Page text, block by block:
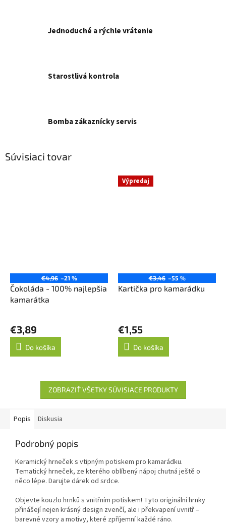
Jednoduché a rýchle vrátenie
Starostlivá kontrola
Bomba zákaznícky servis
Súvisiaci tovar
€4,96 –21 %
Čokoláda - 100% najlepšia
kamarátka
€3,89
Do košíka
Výpredaj
€3,46 –55 %
Kartička pro kamarádku
€1,55
Do košíka
ZOBRAZIŤ VŠETKY SÚVISIACE PRODUKTY
Popis Diskusia
Podrobný popis
Keramický hrneček s vtipným potiskem pro kamarádku.
Tematický hrneček, ze kterého oblíbený nápoj chutná ještě o
něco lépe. Darujte dárek od srdce.
Objevte kouzlo hrnků s vnitřním potiskem! Tyto originální hrnky
přinášejí nejen krásný design zvenčí, ale i překvapení uvnitř –
barevné vzory a motivy, které zpříjemní každé ráno.